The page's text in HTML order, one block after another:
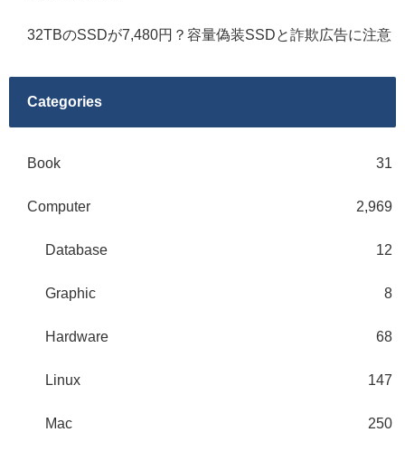
32TBのSSDが7,480円？容量偽装SSDと詐欺広告に注意
Categories
Book 31
Computer 2,969
Database 12
Graphic 8
Hardware 68
Linux 147
Mac 250